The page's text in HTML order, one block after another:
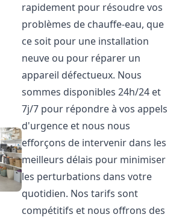
rapidement pour résoudre vos
problèmes de chauffe-eau, que
ce soit pour une installation
neuve ou pour réparer un
appareil défectueux. Nous
sommes disponibles 24h/24 et
7j/7 pour répondre à vos appels
d'urgence et nous nous
efforçons de intervenir dans les
meilleurs délais pour minimiser
les perturbations dans votre
quotidien. Nos tarifs sont
compétitifs et nous offrons des